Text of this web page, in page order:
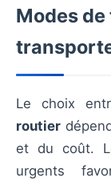
Modes
Le choix
routier
et du coût.
urgents